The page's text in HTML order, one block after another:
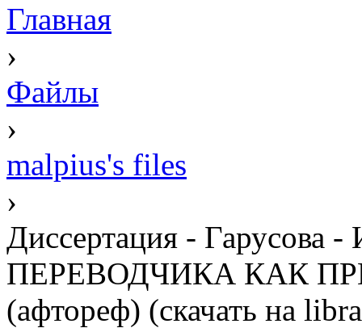
Главная
›
Файлы
›
malpius's files
›
Диссертация -
ПЕРЕВОДЧИКА КАК
(афтореф) (скачать на